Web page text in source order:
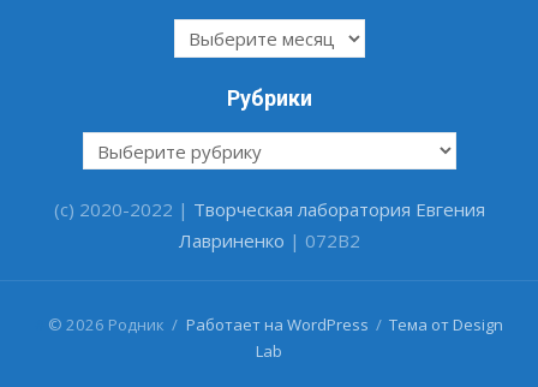
Архивы
Рубрики
Рубрики
(c) 2020-2022 | Творческая лаборатория Евгения
Лавриненко | 072B2
© 2026 Родник / Работает на WordPress / Тема от Design
Lab